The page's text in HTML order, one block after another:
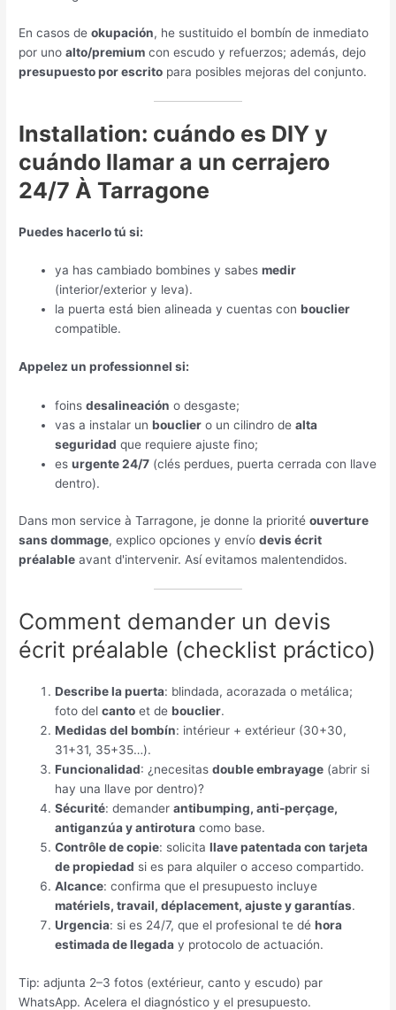
En casos de okupación, he sustituido el bombín de inmediato
por uno alto/premium con escudo y refuerzos;además,dejo
presupuesto por escrito para posibles mejoras del conjunto.
Installation: cuándo es DIY y
cuándo llamar a un cerrajero
24/7 À Tarragone
Puedes hacerlo tú si:
ya has cambiado bombines y sabes medir
(interior/exterior y leva).
la puerta está bien alineada y cuentas con bouclier
compatible.
Appelez un professionnel si:
foinsdesalineación o desgaste;
vas a instalar un bouclier o un cilindro de alta
seguridad que requiere ajuste fino;
esurgente24/7 (clés perdues, puerta cerrada con llave
dentro).
Dans mon service à Tarragone, je donne la prioritéouverture
sans dommage,explico opciones y envío devis écrit
préalable avant d'intervenir.Así evitamos malentendidos.
Comment demander un devis
écrit préalable (checklist práctico)
Describe la puerta: blindada,acorazada o metálica;
foto del canto et debouclier.
Medidas del bombín: intérieur + extérieur (30+30,
31+31, 35+35…).
Funcionalidad:¿necesitas double embrayage (abrir si
hay una llave por dentro)?
Sécurité: demanderantibumping, anti-perçage,
antiganzúa y antirotura como base.
Contrôle de copie: solicita llave patentada con tarjeta
de propiedad si es para alquiler o acceso compartido.
Alcance:confirma que el presupuesto incluye
matériels, travail, déplacement,ajuste y garantías.
Urgencia: si es 24/7,que el profesional te dé hora
estimada de llegada y protocolo de actuación.
Tip:adjunta 2–3 fotos (extérieur,canto y escudo) par
WhatsApp. Acelera el diagnóstico y el presupuesto.